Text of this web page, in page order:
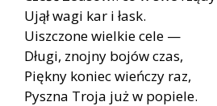
Ujął wagi kar i łask.
Uiszczone wielkie cele —
Długi, znojny bojów czas,
Piękny koniec wieńczy raz,
Pyszna Troja już w popiele.